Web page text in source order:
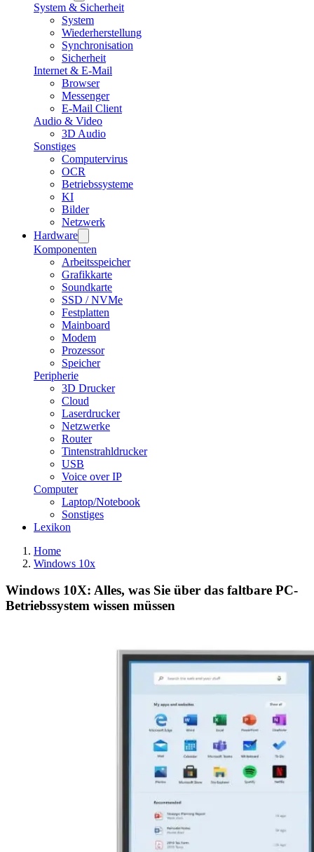
System & Sicherheit
System
Wiederherstellung
Synchronisation
Sicherheit
Internet & E-Mail
Browser
Messenger
E-Mail Client
Audio & Video
3D Audio
Sonstiges
Computervirus
OCR
Betriebssysteme
KI
Bilder
Netzwerk
Hardware
Komponenten
Arbeitsspeicher
Grafikkarte
Soundkarte
SSD / NVMe
Festplatten
Mainboard
Modem
Prozessor
Speicher
Peripherie
3D Drucker
Cloud
Laserdrucker
Netzwerke
Router
Tintenstrahldrucker
USB
Voice over IP
Computer
Laptop/Notebook
Sonstiges
Lexikon
Home
Windows 10x
Windows 10X: Alles, was Sie über das faltbare PC-
Betriebssystem wissen müssen